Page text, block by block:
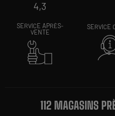
4,3
SERVICE APRÈS-
VENTE
SERVICE
112 MAGASINS